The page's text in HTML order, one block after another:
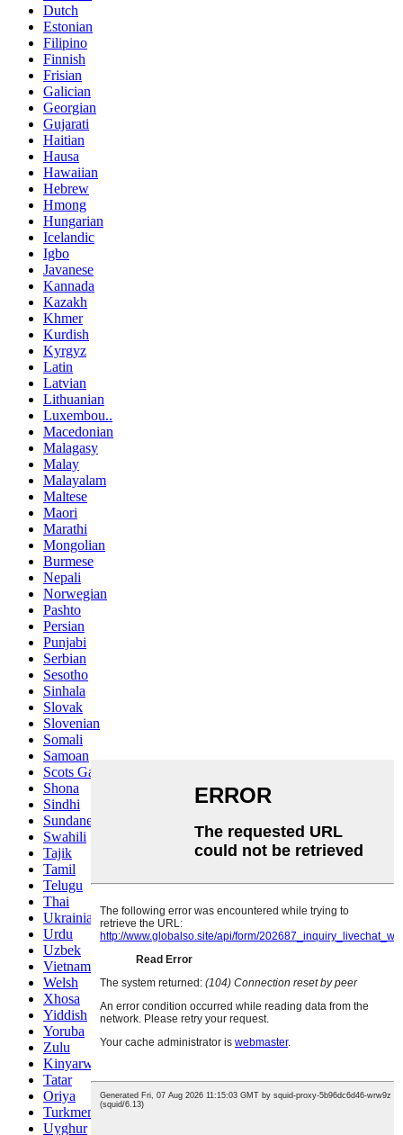
Dutch
Estonian
Filipino
Finnish
Frisian
Galician
Georgian
Gujarati
Haitian
Hausa
Hawaiian
Hebrew
Hmong
Hungarian
Icelandic
Igbo
Javanese
Kannada
Kazakh
Khmer
Kurdish
Kyrgyz
Latin
Latvian
Lithuanian
Luxembou..
Macedonian
Malagasy
Malay
Malayalam
Maltese
Maori
Marathi
Mongolian
Burmese
Nepali
Norwegian
Pashto
Persian
Punjabi
Serbian
Sesotho
Sinhala
Slovak
Slovenian
Somali
Samoan
Scots Gaelic
Shona
Sindhi
Sundanese
Swahili
Tajik
Tamil
Telugu
Thai
Ukrainian
Urdu
Uzbek
Vietnamese
Welsh
Xhosa
Yiddish
Yoruba
Zulu
Kinyarwanda
Tatar
Oriya
Turkmen
Uyghur